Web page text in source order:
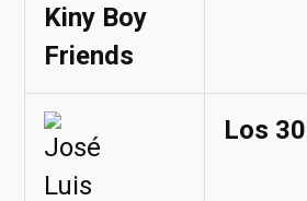
Kiny Boy
Friends
Los